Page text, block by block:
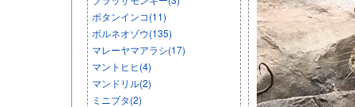
ボタンインコ(11)
ボルネオゾウ(135)
マレーヤマアラシ(17)
マントヒヒ(4)
マンドリル(2)
ミニブタ(2)